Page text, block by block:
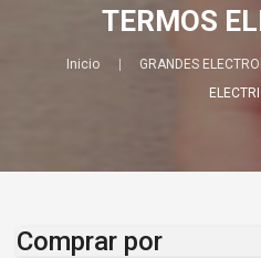
TERMOS
Inicio GRANDES
Comprar por